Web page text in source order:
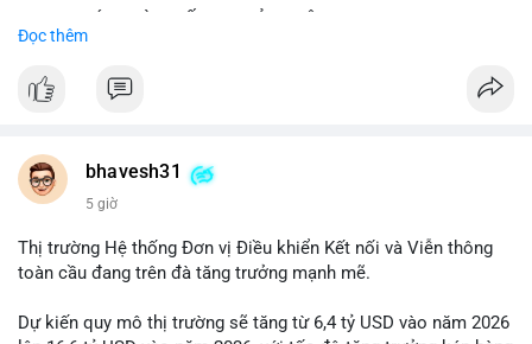
ONDO, CASHCAT. • Chủ đề 'tô thị ty na' (tỷ giá) và 'giao thông'
BTC breakout và lệnh long/short.
định crypto là 'vấn đề lớn' giúp giảm áp lực USD. • Binance hỗ
trợ cổ phiếu Apple/IBM. • Bài đăng hấp dẫn về $HFT, $SKYAI,
💡 NHẬN ĐỊNH & KHUYẾN NGHỊ: Tâm lý thị trường đang phân
coin (PENGU, CASHCAT) và tin cậy từ các dự án lớn (BTC,
Đọc thêm
bhavesh31
5 giờ
Thị trường Hệ thống Đơn vị Điều khiển Kết nối và Viễn thông
toàn cầu đang trên đà tăng trưởng mạnh mẽ.
Dự kiến quy mô thị trường sẽ tăng từ 6,4 tỷ USD vào năm 2026